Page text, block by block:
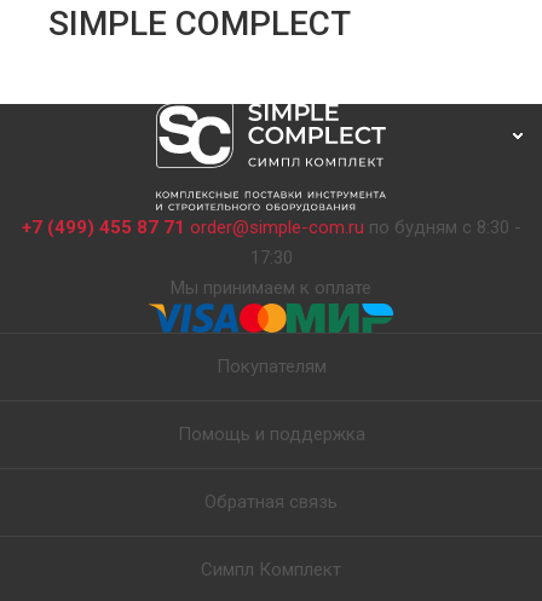
SIMPLE COMPLECT
+7 (499) 455 87 71 order@simple-com.ru по будням с 8:30 -
17:30
Мы принимаем к оплате
Покупателям
Помощь и поддержка
Обратная связь
Симпл Комплект